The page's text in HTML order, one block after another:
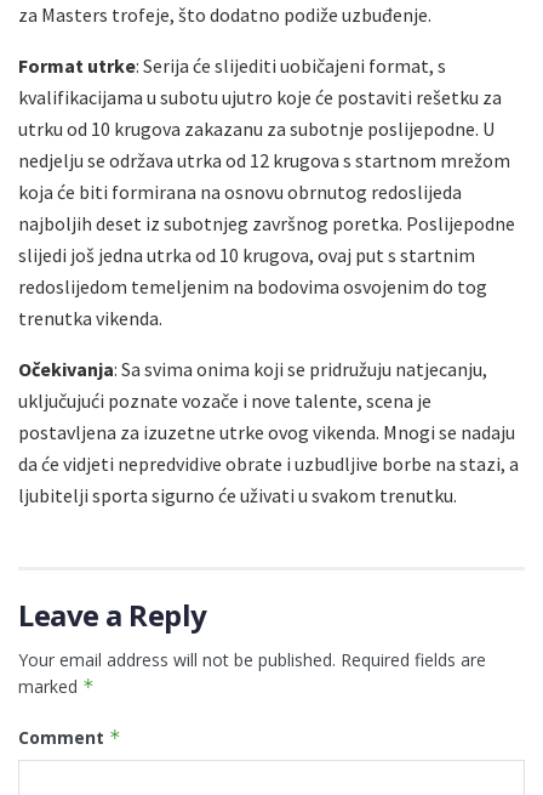
za Masters trofeje, što dodatno podiže uzbuđenje.
Format utrke: Serija će slijediti uobičajeni format, s
kvalifikacijama u subotu ujutro koje će postaviti rešetku za
utrku od 10 krugova zakazanu za subotnje poslijepodne. U
nedjelju se održava utrka od 12 krugova s startnom mrežom
koja će biti formirana na osnovu obrnutog redoslijeda
najboljih deset iz subotnjeg završnog poretka. Poslijepodne
slijedi još jedna utrka od 10 krugova, ovaj put s startnim
redoslijedom temeljenim na bodovima osvojenim do tog
trenutka vikenda.
Očekivanja: Sa svima onima koji se pridružuju natjecanju,
uključujući poznate vozače i nove talente, scena je
postavljena za izuzetne utrke ovog vikenda. Mnogi se nadaju
da će vidjeti nepredvidive obrate i uzbudljive borbe na stazi, a
ljubitelji sporta sigurno će uživati u svakom trenutku.
Leave a Reply
Your email address will not be published. Required fields are
marked *
Comment *